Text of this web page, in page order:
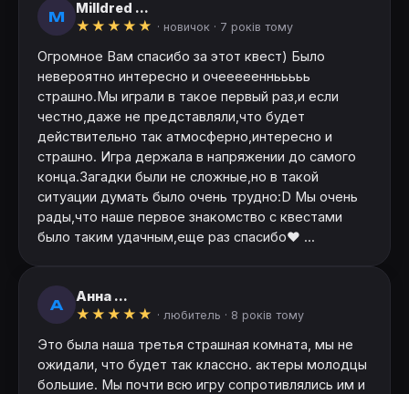
M
Milldred ...
★ ★ ★ ★ ★ · новичок · 7 років тому
Огромное Вам спасибо за этот квест) Было
невероятно интересно и очеееееннььььь
страшно.Мы играли в такое первый раз,и если
честно,даже не представляли,что будет
действительно так атмосферно,интересно и
страшно. Игра держала в напряжении до самого
конца.Загадки были не сложные,но в такой
ситуации думать было очень трудно:D Мы очень
рады,что наше первое знакомство с квестами
было таким удачным,еще раз спасибо♥ ...
А
Анна ...
★ ★ ★ ★ ★ · любитель · 8 років тому
Это была наша третья страшная комната, мы не
ожидали, что будет так классно. актеры молодцы
большие. Мы почти всю игру сопротивлялись им и